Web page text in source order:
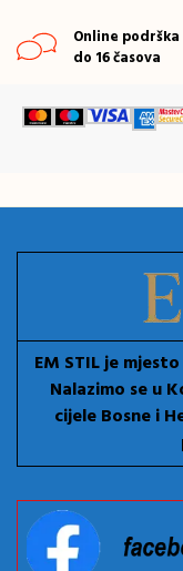
Online podrška
do 16 časova
EM STIL je
Nalazimo se u
cijele Bosne i